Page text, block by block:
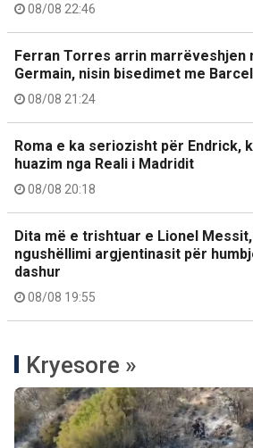
08/08 22:46
Ferran Torres arrin marrëveshjen
Germain, nisin bisedimet me
08/08 21:24
Roma e ka seriozisht për Endrick,
huazim nga Reali i Madridit
08/08 20:18
Dita më e trishtuar e Lionel
ngushëllimi argjentinasit për
dashur
08/08 19:55
Kryesore »